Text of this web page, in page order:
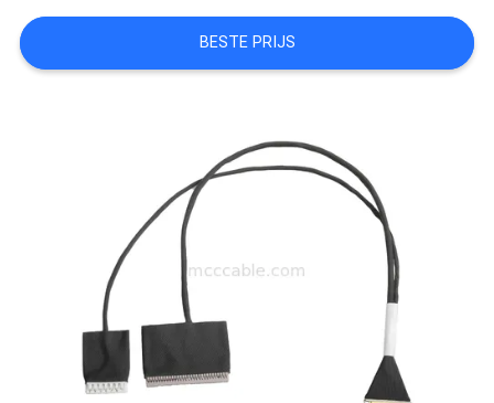
OFFERTE
PRIVACYBELEID
BESTE PRIJS